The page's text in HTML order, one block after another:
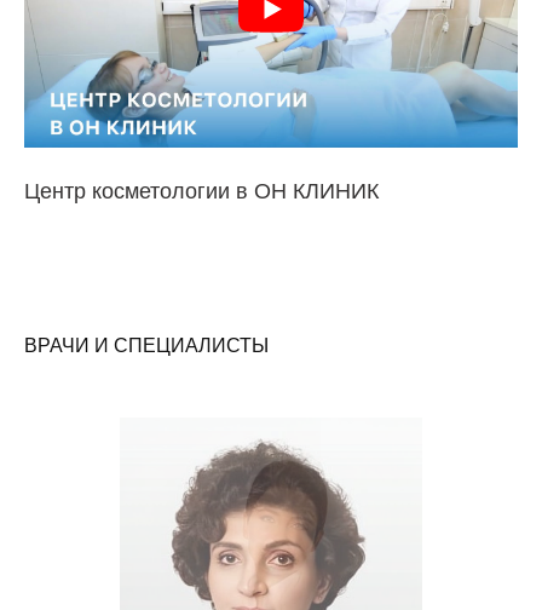
Центр косметологии в ОН КЛИНИК
ВРАЧИ И СПЕЦИАЛИСТЫ